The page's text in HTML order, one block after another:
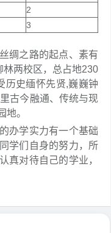
2
3
绸之路的起点、素有
林两校区，总占地230
历史缅怀先贤,巍巍钟
古今融通、传统与现
地。
办学实力有一个基础
学们自身的努力，所
真对待自己的学业，